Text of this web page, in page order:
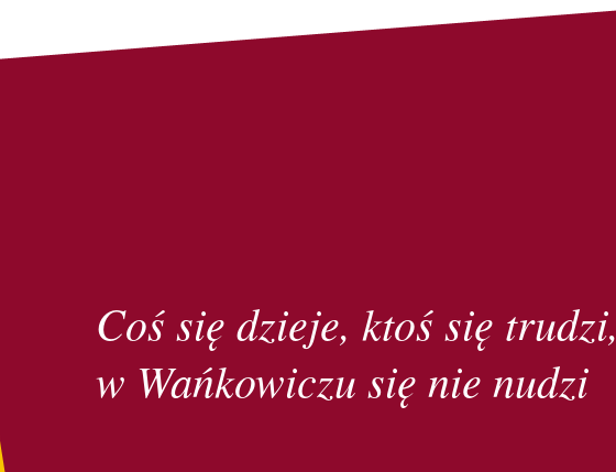
Coś się dzieje, ktoś się trudzi,
w Wańkowiczu się nie nudzi